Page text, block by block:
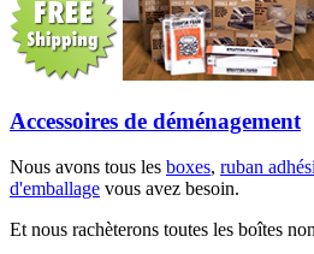
Accessoires de déménagement
Nous avons tous les boxes, ruban
d'emballage vous avez besoin.
Et nous rachèterons toutes les boîtes